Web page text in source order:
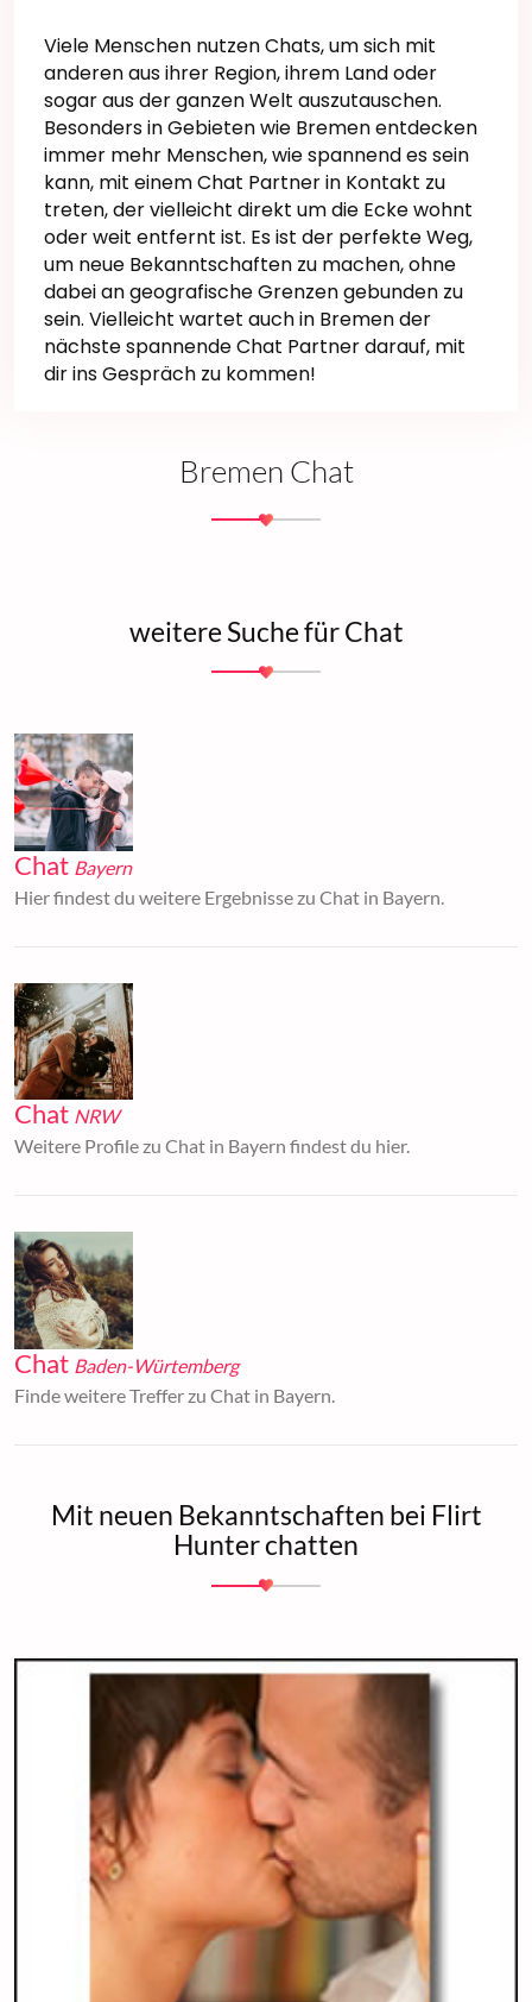
Viele Menschen nutzen Chats, um sich mit
anderen aus ihrer Region, ihrem Land oder
sogar aus der ganzen Welt auszutauschen.
Besonders in Gebieten wie Bremen entdecken
immer mehr Menschen, wie spannend es sein
kann, mit einem Chat Partner in Kontakt zu
treten, der vielleicht direkt um die Ecke wohnt
oder weit entfernt ist. Es ist der perfekte Weg,
um neue Bekanntschaften zu machen, ohne
dabei an geografische Grenzen gebunden zu
sein. Vielleicht wartet auch in Bremen der
nächste spannende Chat Partner darauf, mit
dir ins Gespräch zu kommen!
Bremen Chat
weitere Suche für Chat
Chat Bayern
Hier findest du weitere Ergebnisse zu Chat in Bayern.
Chat NRW
Weitere Profile zu Chat in Bayern findest du hier.
Chat Baden-Würtemberg
Finde weitere Treffer zu Chat in Bayern.
Mit neuen Bekanntschaften bei Flirt
Hunter chatten